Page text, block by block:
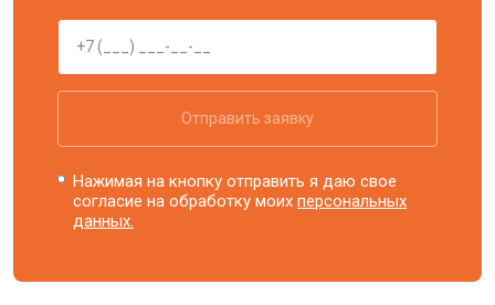
Отправить заявку
Нажимая на кнопку отправить я даю свое
согласие на обработку моихперсональных
данных.